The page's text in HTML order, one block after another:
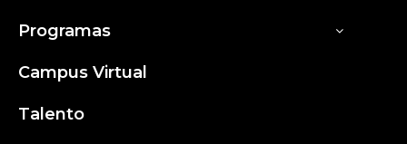
Programas
Campus Virtual
Talento